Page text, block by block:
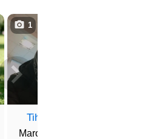
Tihamér
Marosvásárhely
1